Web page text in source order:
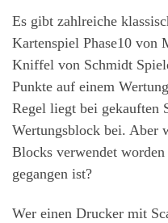
Es gibt zahlreiche
Kartenspiel Phase10 von
Kniffel von Schmidt
Punkte auf einem
Regel liegt bei gekauften
Wertungsblock bei. Aber
Blocks verwendet
gegangen ist?
Wer einen Drucker mit